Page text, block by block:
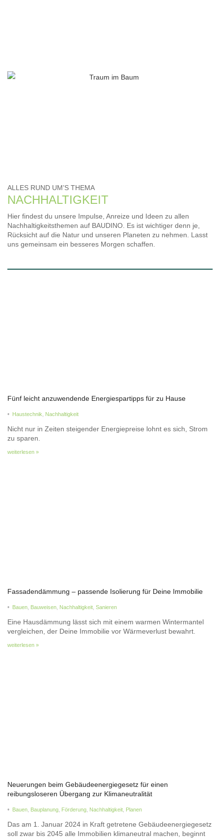
ALLES RUND UM’S THEMA
NACHHALTIGKEIT
Hier findest du unsere Impulse, Anreize und Ideen zu allen
Nachhaltigkeitsthemen auf BAUDINO. Es ist wichtiger denn je,
Rücksicht auf die Natur und unseren Planeten zu nehmen. Lasst
uns gemeinsam ein besseres Morgen schaffen.
Fünf leicht anzuwendende Energiespartipps für zu Hause
• Haustechnik Nachhaltigkeit
Nicht nur in Zeiten steigender Energiepreise lohnt es sich, Strom
zu sparen.
weiterlesen »
Fassadendämmung – passende Isolierung für Deine Immobilie
• Bauen Bauweisen Nachhaltigkeit Sanieren
Eine Hausdämmung lässt sich mit einem warmen Wintermantel
vergleichen, der Deine Immobilie vor Wärmeverlust bewahrt.
weiterlesen »
Neuerungen beim Gebäudeenergiegesetz für einen
reibungsloseren Übergang zur Klimaneutralität
• Bauen Bauplanung Förderung Nachhaltigkeit Planen
Das am 1. Januar 2024 in Kraft getretene Gebäudeenergiegesetz
soll zwar bis 2045 alle Immobilien klimaneutral machen, beginnt